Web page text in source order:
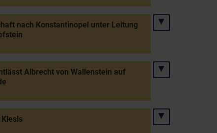
nach Konstantinopel unter Leitung
Albrecht von Wallenstein auf